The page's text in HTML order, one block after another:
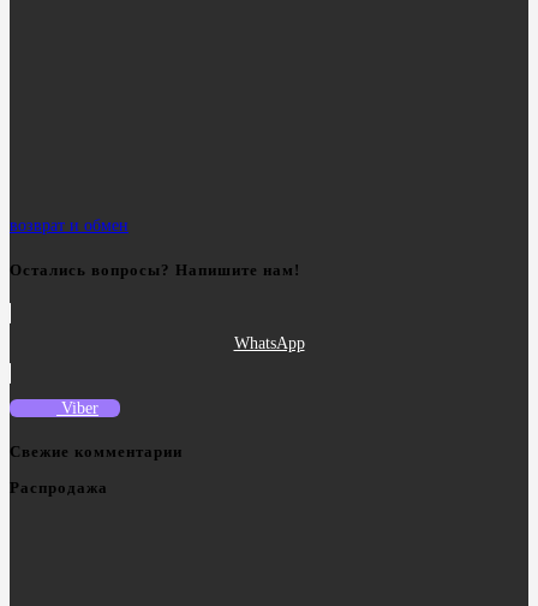
возврат и обмен
Остались вопросы? Напишите нам!
WhatsApp
Viber
Свежие комментарии
Распродажа